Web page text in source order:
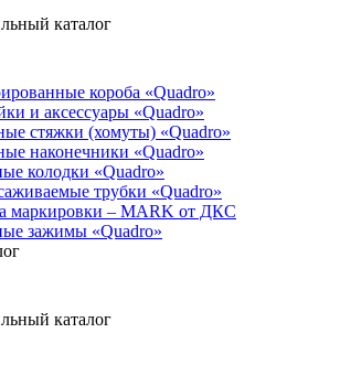
каталог
короба «Quadro»
и аксессуары «Quadro»
стяжки (хомуты) «Quadro»
наконечники «Quadro»
колодки «Quadro»
трубки «Quadro»
маркировки – MARK от ДКС
зажимы «Quadro»
каталог